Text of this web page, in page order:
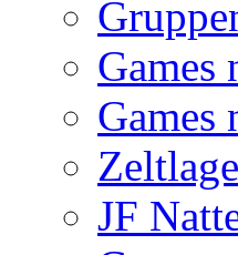
Games
Games
JF